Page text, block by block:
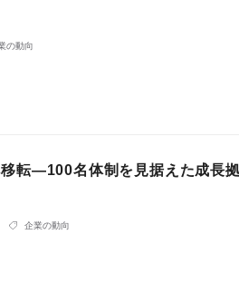
の動向
転―100名体制を見据えた成長
企業の動向